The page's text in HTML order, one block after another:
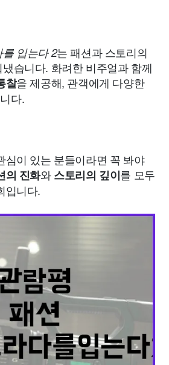
입는다 2는 패션과 스토리의
습니다. 화려한 비주얼과 함께
찰을 제공해, 관객에게 다양한
다.
심이 있는 분들이라면 꼭 봐야
의 진화와스토리의 깊이를 모두
입니다.